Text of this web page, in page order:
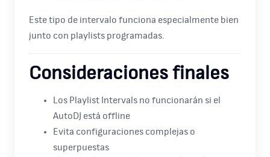
Este tipo de intervalo funciona especialmente bien
junto con playlists programadas.
Consideraciones finales
Los Playlist Intervals no funcionarán si el
AutoDJ está offline
Evita configuraciones complejas o
superpuestas